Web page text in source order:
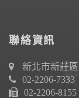
聯絡資訊
新北市新莊
02-2206-7333
02-2206-8155